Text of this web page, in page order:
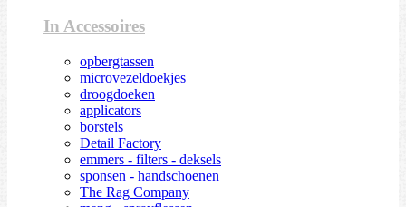
In Accessoires
opbergtassen
microvezeldoekjes
droogdoeken
applicators
borstels
Detail Factory
emmers - filters - deksels
sponsen - handschoenen
The Rag Company